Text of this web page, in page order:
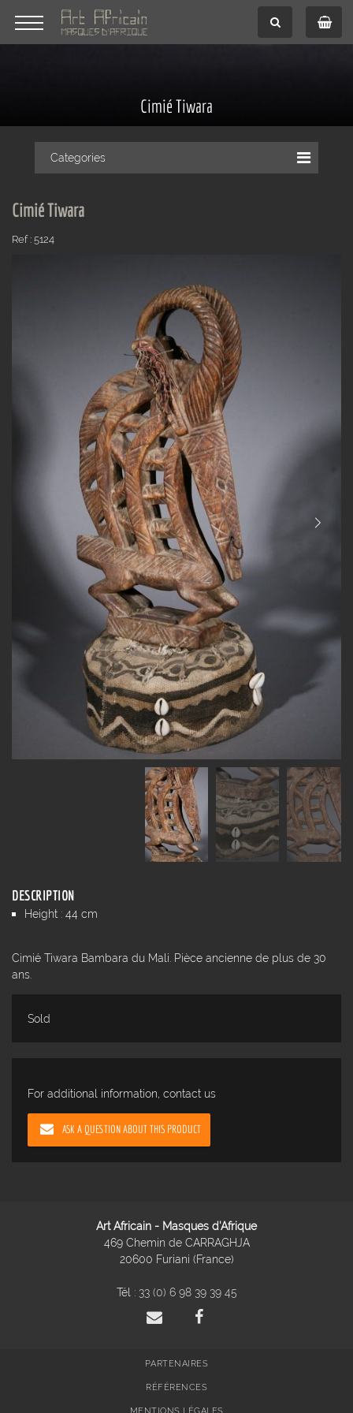
Cimié Tiwara
Categories
Cimié Tiwara
Ref : 5124
DESCRIPTION
Height : 44 cm
Cimié Tiwara Bambara du Mali. Pièce ancienne de plus de 30
ans.
Sold
For additional information, contact us
ASK A QUESTION ABOUT THIS PRODUCT
Art Africain - Masques d'Afrique
469 Chemin de CARRAGHJA
20600 Furiani (France)
Tél : 33 (0) 6 98 39 39 45
PARTENAIRES
RÉFÉRENCES
MENTIONS LÉGALES